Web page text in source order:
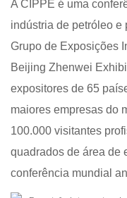
A CIPPÉ é uma
indústria de petróleo
Grupo de Exposições
Beijing Zhenwei
expositores de 65
maiores empresas do
100.000 visitantes
quadrados de área de
conferência mundial